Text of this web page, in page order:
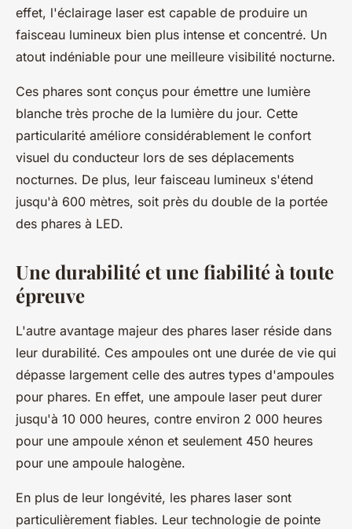
effet, l'éclairage laser est capable de produire un
faisceau lumineux bien plus intense et concentré. Un
atout indéniable pour une meilleure visibilité nocturne.
Ces phares sont conçus pour émettre une lumière
blanche très proche de la lumière du jour. Cette
particularité améliore considérablement le confort
visuel du conducteur lors de ses déplacements
nocturnes. De plus, leur faisceau lumineux s'étend
jusqu'à 600 mètres, soit près du double de la portée
des phares à LED.
Une durabilité et une fiabilité à toute
épreuve
L'autre avantage majeur des phares laser réside dans
leur durabilité. Ces ampoules ont une durée de vie qui
dépasse largement celle des autres types d'ampoules
pour phares. En effet, une ampoule laser peut durer
jusqu'à 10 000 heures, contre environ 2 000 heures
pour une ampoule xénon et seulement 450 heures
pour une ampoule halogène.
En plus de leur longévité, les phares laser sont
particulièrement fiables. Leur technologie de pointe